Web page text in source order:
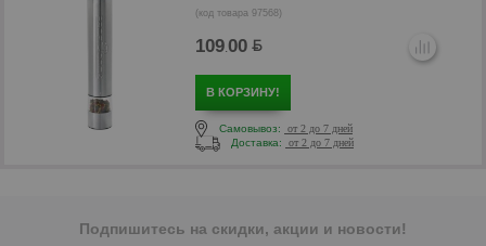
(код товара 97568)
109.00
В КОРЗИНУ!
Самовывоз:
от 2 до 7 дней
Доставка:
от 2 до 7 дней
Подпишитесь на скидки, акции и новости!